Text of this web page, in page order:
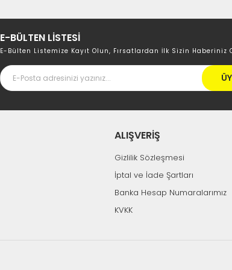
E-BÜLTEN LİSTESİ
E-Bülten Listemize Kayıt Olun, Fırsatlardan İlk Sizin Haberiniz
ALIŞVERİŞ
Gizlilik Sözleşmesi
İptal ve İade Şartları
Banka Hesap Numaralarımız
KVKK